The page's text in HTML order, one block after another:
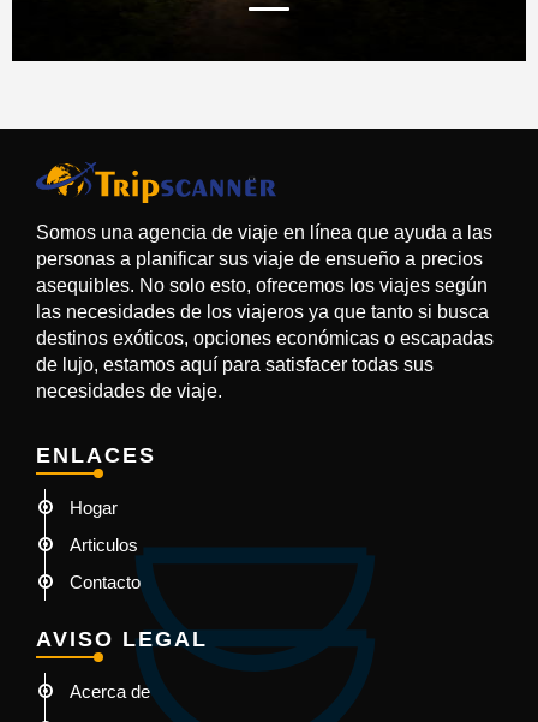
Somos una agencia de viaje en línea que ayuda a las
personas a planificar sus viaje de ensueño a precios
asequibles. No solo esto, ofrecemos los viajes según
las necesidades de los viajeros ya que tanto si busca
destinos exóticos, opciones económicas o escapadas
de lujo, estamos aquí para satisfacer todas sus
necesidades de viaje.
ENLACES
Hogar
Articulos
Contacto
AVISO LEGAL
Acerca de